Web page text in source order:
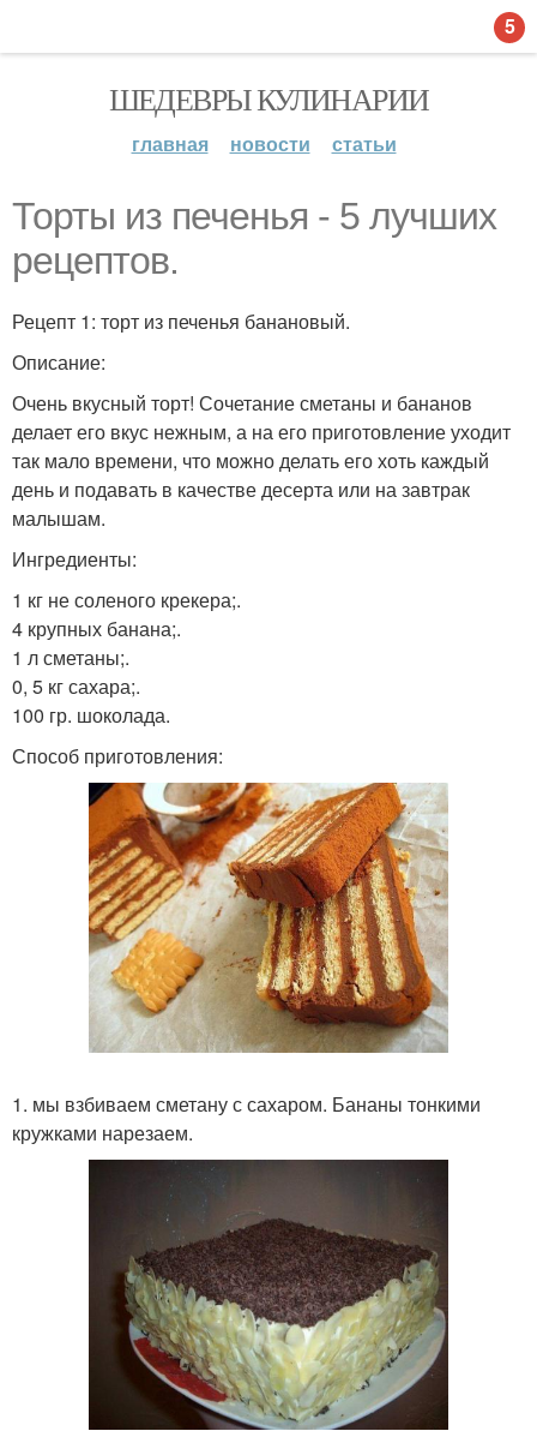
ШЕДЕВРЫ КУЛИНАРИИ
главная новости статьи
Торты из печенья - 5 лучших
рецептов.
Рецепт 1: торт из печенья банановый.
Описание:
Очень вкусный торт! Сочетание сметаны и бананов
делает его вкус нежным, а на его приготовление уходит
так мало времени, что можно делать его хоть каждый
день и подавать в качестве десерта или на завтрак
малышам.
Ингредиенты:
1 кг не соленого крекера;.
4 крупных банана;.
1 л сметаны;.
0, 5 кг сахара;.
100 гр. шоколада.
Способ приготовления:
1. мы взбиваем сметану с сахаром. Бананы тонкими
кружками нарезаем.
5